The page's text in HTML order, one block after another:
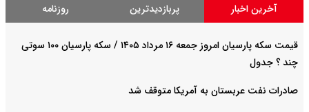
آخرین اخبار پربازدیدترین روزنامه
قیمت سکه پارسیان امروز جمعه ۱۶ مرداد ۱۴۰۵ / سکه پارسیان ۱۰۰ سوتی
چند ؟ جدول
صادرات نفت عربستان به آمریکا متوقف شد